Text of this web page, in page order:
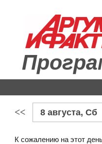
<< 8 августа, Сб
К сожалению на этот